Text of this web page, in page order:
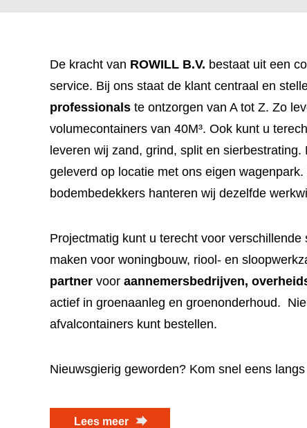
De kracht van ROWILL B.V. bestaat uit een
service. Bij ons staat de klant centraal en
professionals te ontzorgen van A tot Z. Zo
volumecontainers van 40M³. Ook kunt u
leveren wij zand, grind, split en
geleverd op locatie met ons eigen
bodembedekkers hanteren wij dezelfde
Projectmatig kunt u terecht voor
maken voor woningbouw, riool- en
partner voor aannemersbedrijven,
actief in groenaanleg en groenonderhoud.
afvalcontainers kunt bestellen.
Nieuwsgierig geworden? Kom snel eens
Lees meer